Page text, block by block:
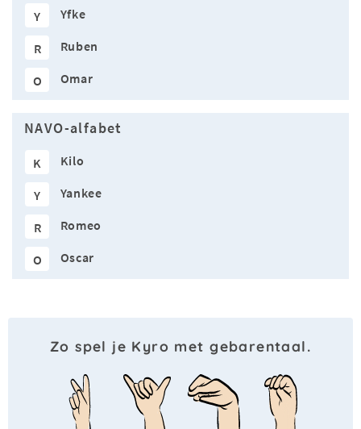
Y Yfke
R Ruben
O Omar
NAVO-alfabet
K Kilo
Y Yankee
R Romeo
O Oscar
Zo spel je Kyro met gebarentaal.